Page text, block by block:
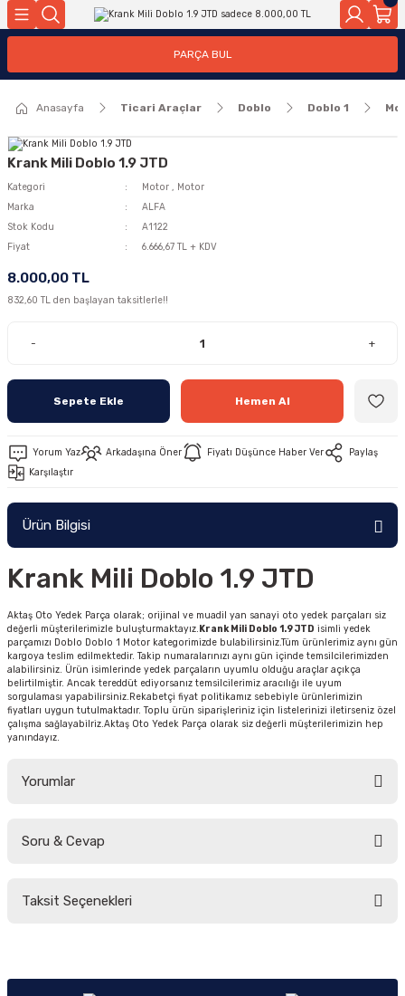
PARÇA BUL
Anasayfa Ticari Araçlar Doblo Doblo 1
Krank Mili Doblo 1.9 JTD
Kategori Motor , Motor
Marka
ALFA
Stok Kodu
A1122
Fiyat
6.666,67 TL + KDV
8.000,00 TL
832,60 TL den başlayan taksitlerle!!
- +
Sepete Ekle Hemen Al
Yorum Yaz Arkadaşına Öner Fiyatı Düşünce Haber Ver
Paylaş
Karşılaştır
Ürün Bilgisi
Krank Mili Doblo 1.9 JTD
Aktaş Oto Yedek Parça olarak; orijinal ve muadil yan sanayi oto yedek parçaları siz
değerli müşterilerimizle buluşturmaktayız.Krank Mili Doblo 1.9 JTD isimli yedek
parçamızı Doblo Doblo 1 Motor kategorimizde bulabilirsiniz.Tüm ürünlerimiz aynı gün
kargoya teslim edilmektedir. Takip numaralarınızı aynı gün içinde temsilcilerimizden
alabilirsiniz. Ürün isimlerinde yedek parçaların uyumlu olduğu araçlar açıkça
belirtilmiştir. Ancak tereddüt ediyorsanız temsilcilerimiz aracılığı ile uyum
sorgulaması yapabilirsiniz.Rekabetçi fiyat politikamız sebebiyle ürünlerimizin
fiyatları uygun tutulmaktadır. Toplu ürün siparişleriniz için listelerinizi iletirseniz özel
çalışma sağlayabilriz.Aktaş Oto Yedek Parça olarak siz değerli müşterilerimizin hep
yanındayız.
Yorumlar
Soru & Cevap
Taksit Seçenekleri